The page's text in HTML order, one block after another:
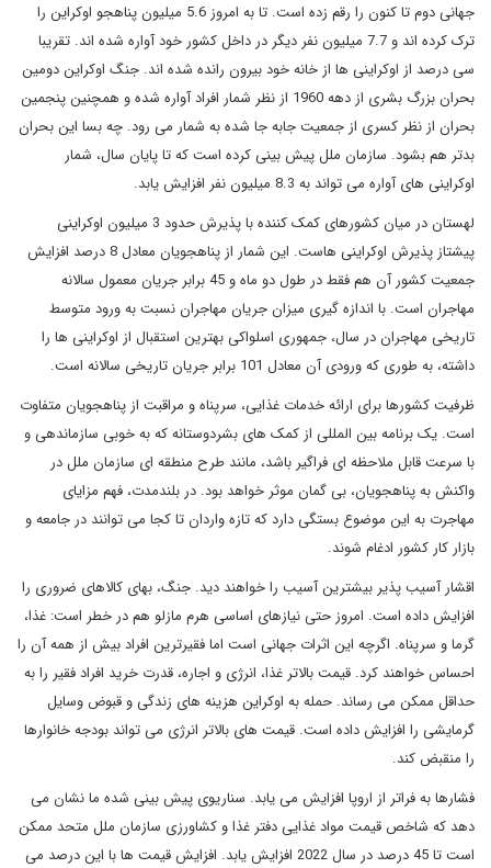
جهانی دوم تا کنون را رقم زده است. تا به امروز 5.6 میلیون پناهجو اوکراین را
ترک کرده اند و 7.7 میلیون نفر دیگر در داخل کشور خود آواره شده اند. تقریبا
سی درصد از اوکراینی ها از خانه خود بیرون رانده شده اند. جنگ اوکراین دومین
بحران بزرگ بشری از دهه 1960 از نظر شمار افراد آواره شده و همچنین پنجمین
بحران از نظر کسری از جمعیت جابه جا شده به شمار می رود. چه بسا این بحران
بدتر هم بشود. سازمان ملل پیش بینی کرده است که تا پایان سال، شمار
اوکراینی های آواره می تواند به 8.3 میلیون نفر افزایش یابد.
لهستان در میان کشورهای کمک کننده با پذیرش حدود 3 میلیون اوکراینی
پیشتاز پذیرش اوکراینی هاست. این شمار از پناهجویان معادل 8 درصد افزایش
جمعیت کشور آن هم فقط در طول دو ماه و 45 برابر جریان معمول سالانه
مهاجران است. با اندازه گیری میزان جریان مهاجران نسبت به ورود متوسط
تاریخی مهاجران در سال، جمهوری اسلواکی بهترین استقبال از اوکراینی ها را
داشته، به طوری که ورودی آن معادل 101 برابر جریان تاریخی سالانه است.
ظرفیت کشورها برای ارائه خدمات غذایی، سرپناه و مراقبت از پناهجویان متفاوت
است. یک برنامه بین المللی از کمک های بشردوستانه که به خوبی سازماندهی و
با سرعت قابل ملاحظه ای فراگیر باشد، مانند طرح منطقه ای سازمان ملل در
واکنش به پناهجویان، بی گمان موثر خواهد بود. در بلندمدت، فهم مزایای
مهاجرت به این موضوع بستگی دارد که تازه واردان تا کجا می توانند در جامعه و
بازار کار کشور ادغام شوند.
اقشار آسیب پذیر بیشترین آسیب را خواهند دید. جنگ، بهای کالاهای ضروری را
افزایش داده است. امروز حتی نیازهای اساسی هرم مازلو هم در خطر است: غذا،
گرما و سرپناه. اگرچه این اثرات جهانی است اما فقیرترین افراد بیش از همه آن را
احساس خواهند کرد. قیمت بالاتر غذا، انرژی و اجاره، قدرت خرید افراد فقیر را به
حداقل ممکن می رساند. حمله به اوکراین هزینه های زندگی و قبوض وسایل
گرمایشی را افزایش داده است. قیمت های بالاتر انرژی می تواند بودجه خانوارها
را منقبض کند.
فشارها به فراتر از اروپا افزایش می یابد. سناریوی پیش بینی شده ما نشان می
دهد که شاخص قیمت مواد غذایی دفتر غذا و کشاورزی سازمان ملل متحد ممکن
است تا 45 درصد در سال 2022 افزایش یابد. افزایش قیمت ها با این درصد می